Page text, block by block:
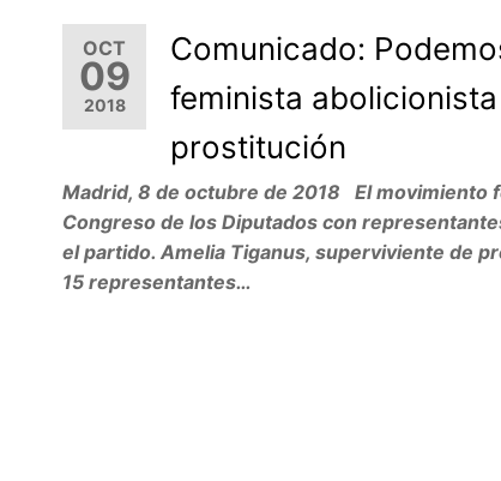
OCT
09
2018
Comunicado:
feminista
prostitución
Madrid, 8 de octubre de 2018 El movimiento
Congreso de los Diputados con
el partido. Amelia Tiganus, superviviente de
15 representantes…